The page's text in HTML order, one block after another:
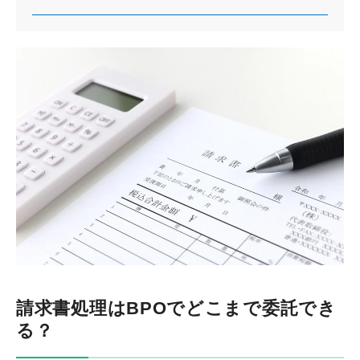
請求書処理はBPOでどこまで委託でき
る？